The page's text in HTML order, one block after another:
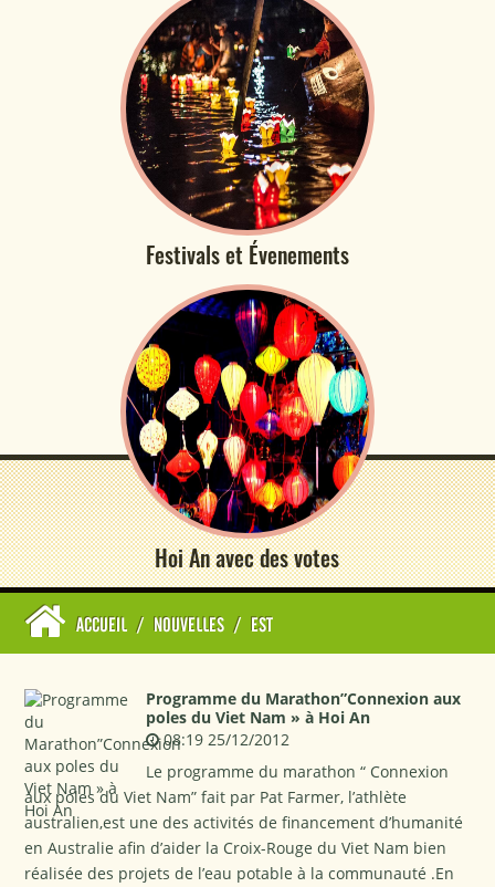
Festivals et Évenements
Hoi An avec des votes
ACCUEIL / NOUVELLES / EST
Programme du Marathon”Connexion aux
poles du Viet Nam » à Hoi An
08:19 25/12/2012
Le programme du marathon “ Connexion
aux poles du Viet Nam” fait par Pat Farmer, l’athlète
australien,est une des activités de financement d’humanité
en Australie afin d’aider la Croix-Rouge du Viet Nam bien
réalisée des projets de l’eau potable à la communauté .En